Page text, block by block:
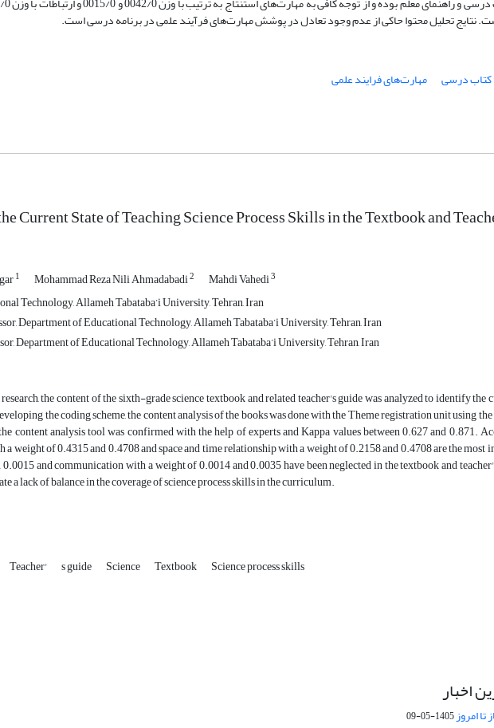
نتایج تحلیل محتوا حاکی از عدم وجود تعادل در پوشش مهارت‌های فرآیند علمی در برنامه درسی است.
کتاب درسی
مهارت‌های فرایند علمی
Current State of Teaching Science Process Skills in the Textbook and
1 Mohammad Reza Nili Ahmadabadi2 Mahdi Vahedi3
Technology, Allameh Tabataba’i University, Tehran, Iran
Department of Educational Technology, Allameh Tabataba’i University, Tehran, Iran
Department of Educational Technology, Allameh Tabataba’i University, Tehran, Iran
the content of the sixth-grade science textbook and related teacher's guide was analyzed to identify
the coding scheme, the content analysis of the books was done with the Theme registration unit using
content analysis tool was confirmed with the help of experts and Kappa values between 0.627 and 0.871.
weight of 0.4315 and 0.4708 and space and time relationship with a weight of 0.2158 and 0.4708 are the
and communication with a weight of 0.0014 and 0.0035 have been neglected in the textbook and
a lack of balance in the coverage of science process skills in the curriculum.
Teacher' s guide Science Textbook Science process skills
اخبار
تا امروز1405-05-09